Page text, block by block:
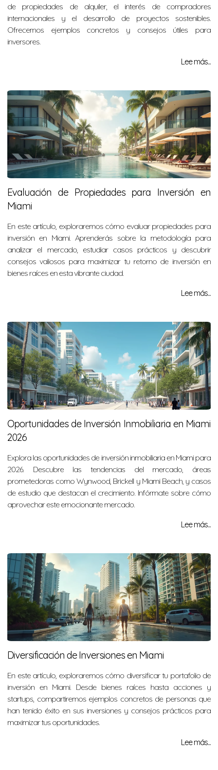
de propiedades de alquiler, el interés de compradores
internacionales y el desarrollo de proyectos sostenibles.
Ofrecemos ejemplos concretos y consejos útiles para
inversores.
Lee más...
Evaluación de Propiedades para Inversión en
Miami
En este artículo, exploraremos cómo evaluar propiedades para
inversión en Miami. Aprenderás sobre la metodología para
analizar el mercado, estudiar casos prácticos y descubrir
consejos valiosos para maximizar tu retorno de inversión en
bienes raíces en esta vibrante ciudad.
Lee más...
Oportunidades de Inversión Inmobiliaria en Miami
2026
Explora las oportunidades de inversión inmobiliaria en Miami para
2026. Descubre las tendencias del mercado, áreas
prometedoras como Wynwood, Brickell y Miami Beach, y casos
de estudio que destacan el crecimiento. Infórmate sobre cómo
aprovechar este emocionante mercado.
Lee más...
Diversificación de Inversiones en Miami
En este artículo, exploraremos cómo diversificar tu portafolio de
inversión en Miami. Desde bienes raíces hasta acciones y
startups, compartiremos ejemplos concretos de personas que
han tenido éxito en sus inversiones y consejos prácticos para
maximizar tus oportunidades.
Lee más...